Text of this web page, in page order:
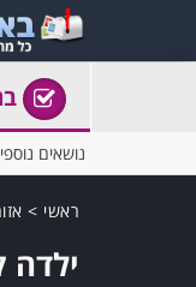
נושאים
ראשי >
ילדה